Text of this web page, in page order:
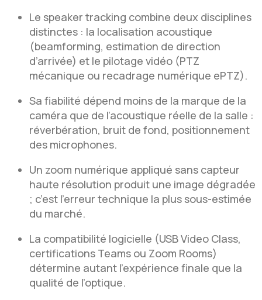
Le speaker tracking combine deux disciplines
distinctes : la localisation acoustique
(beamforming, estimation de direction
d’arrivée) et le pilotage vidéo (PTZ
mécanique ou recadrage numérique ePTZ).
Sa fiabilité dépend moins de la marque de la
caméra que de l’acoustique réelle de la salle :
réverbération, bruit de fond, positionnement
des microphones.
Un zoom numérique appliqué sans capteur
haute résolution produit une image dégradée
; c’est l’erreur technique la plus sous-estimée
du marché.
La compatibilité logicielle (USB Video Class,
certifications Teams ou Zoom Rooms)
détermine autant l’expérience finale que la
qualité de l’optique.